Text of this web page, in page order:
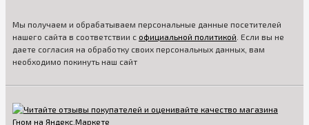
Мы получаем и обрабатываем персональные данные посетителей
нашего сайта в соответствии с официальной политикой . Если вы не
даете согласия на обработку своих персональных данных, вам
необходимо покинуть наш сайт